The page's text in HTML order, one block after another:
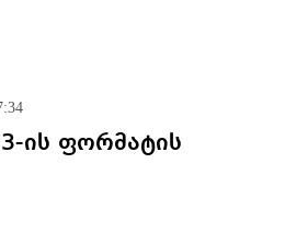
ის ფორმატის